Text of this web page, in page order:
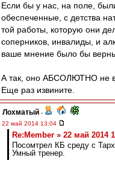
Если бы у нас, на поле,
обеспеченные, с детства
той работы, которую они
соперников, инвалиды, и
ваше мнение было бы
А так, оно АБСОЛЮТНО не
Еще раз извините.
Лохматый -
22 май 2014 13:04
Re:Member » 22 май 2014
Посомтрел КБ среду с
Умный тренер.